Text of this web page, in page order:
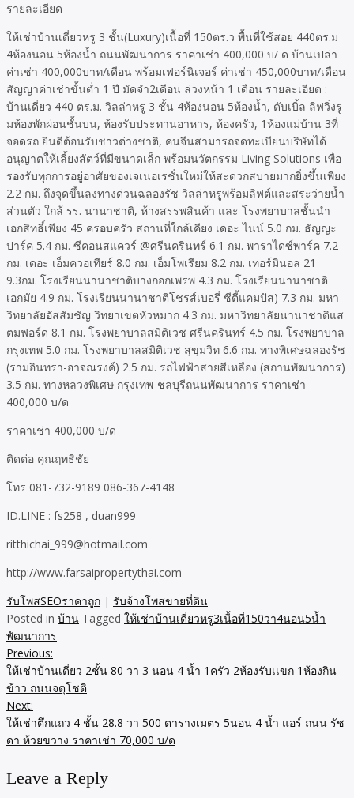
รายละเอียด
ให้เช่าบ้านเดี่ยวหรู 3 ชั้น(Luxury)เนื้อที่ 150ตร.ว พื้นที่ใช้สอย 440ตร.ม
4ห้องนอน 5ห้องน้ำ ถนนพัฒนาการ ราคาเช่า 400,000 บ/ ด บ้านเปล่า
ค่าเช่า 400,000บาท/เดือน พร้อมเฟอร์นิเจอร์ ค่าเช่า 450,000บาท/เดือน
สัญญาค่าเช่าขั้นต่ำ 1 ปี มัดจำ2เดือน ล่วงหน้า 1 เดือน รายละเอียด :
บ้านเดี่ยว 440 ตร.ม. วิลล่าหรู 3 ชั้น 4ห้องนอน 5ห้องน้ำ, ดับเบิ้ล ลิฟวิ่งรู
มห้องพักผ่อนชั้นบน, ห้องรับประทานอาหาร, ห้องครัว, 1ห้องแม่บ้าน 3ที่
จอดรถ ยินดีต้อนรับชาวต่างชาติ, คนจีนสามารถจดทะเบียนบริษัทได้
อนุญาตให้เลี้ยงสัตว์ที่มีขนาดเล็ก พร้อมนวัตกรรม Living Solutions เพื่อ
รองรับทุกการอยู่อาศัยของเจเนอเรชั่นใหม่ให้สะดวกสบายมากยิ่งขึ้นเพียง
2.2 กม. ถึงจุดขึ้นลงทางด่วนฉลองรัช วิลล่าหรูพร้อมลิฟต์และสระว่ายน้ำ
ส่วนตัว ใกล้ รร. นานาชาติ, ห้างสรรพสินค้า และ โรงพยาบาลชั้นนำ
เอกสิทธิ์เพียง 45 ครอบครัว สถานที่ใกล้เคียง เดอะ ไนน์ 5.0 กม. ธัญญะ
ปาร์ค 5.4 กม. ซีคอนสแควร์ @ศรีนครินทร์ 6.1 กม. พาราไดซ์พาร์ค 7.2
กม. เดอะ เอ็มควอเทียร์ 8.0 กม. เอ็มโพเรียม 8.2 กม. เทอร์มินอล 21
9.3กม. โรงเรียนนานาชาติบางกอกเพรพ 4.3 กม. โรงเรียนนานาชาติ
เอกมัย 4.9 กม. โรงเรียนนานาชาติโชรส์เบอรี่ ซีตี้แคมปัส) 7.3 กม. มหา
วิทยาลัยอัสสัมชัญ วิทยาเขตหัวหมาก 4.3 กม. มหาวิทยาลัยนานาชาติแส
ตมฟอร์ด 8.1 กม. โรงพยาบาลสมิติเวช ศรีนครินทร์ 4.5 กม. โรงพยาบาล
กรุงเทพ 5.0 กม. โรงพยาบาลสมิติเวช สุขุมวิท 6.6 กม. ทางพิเศษฉลองรัช
(รามอินทรา-อาจณรงค์) 2.5 กม. รถไฟฟ้าสายสีเหลือง (สถานพัฒนาการ)
3.5 กม. ทางหลวงพิเศษ กรุงเทพ-ชลบุรีถนนพัฒนาการ ราคาเช่า
400,000 บ/ด
ราคาเช่า 400,000 บ/ด
ติดต่อ คุณฤทธิชัย
โทร 081-732-9189 086-367-4148
ID.LINE : fs258 , duan999
ritthichai_999@hotmail.com
http://www.farsaipropertythai.com
รับโพสSEOราคาถูก | รับจ้างโพสขายที่ดิน
Posted in บ้าน Tagged ให้เช่าบ้านเดี่ยวหรู3เนื้อที่150วา4นอน5น้ำ
พัฒนาการ
Post
navigation
Previous:
ให้เช่าบ้านเดี่ยว 2ชั้น 80 วา 3 นอน 4 น้ำ 1ครัว 2ห้องรับเเขก 1ห้องกิน
ข้าว ถนนจตุโชติ
Next:
ให้เช่าตึกแถว 4 ชั้น 28.8 วา 500 ตารางเมตร 5นอน 4 น้ำ แอร์ ถนน รัช
ดา ห้วยขวาง ราคาเช่า 70,000 บ/ด
Leave a Reply